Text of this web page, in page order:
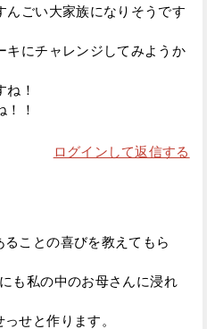
んごい大家族になりそうです
キにチャレンジしてみようか
ね！
！！
ログインして返信する
ことの喜びを教えてもら
も私の中のお母さんに浸れ
せと作ります。